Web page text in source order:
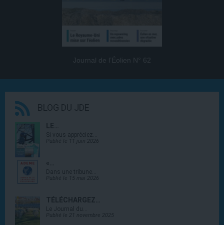
Journal de l’Éolien N° 62
BLOG DU JDE
LE…
Si vous appréciez…
Publié le 11 juin 2026
«…
Dans une tribune…
Publié le 15 mai 2026
TÉLÉCHARGEZ…
Le Journal du…
Publié le 21 novembre 2025